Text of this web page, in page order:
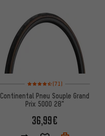
Note moyenne : 4,5 sur 5
(71)
Continental Pneu Souple Grand
Prix 5000 28"
36,99€